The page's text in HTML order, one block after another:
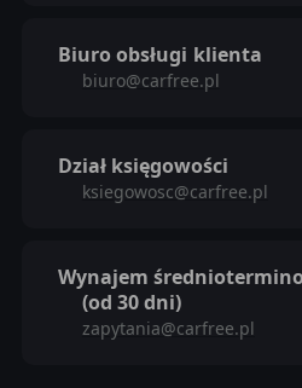
Biuro obsługi klienta
biuro@carfree.pl
Dział księgowości
ksiegowosc@carfree.pl
Wynajem
(od 30 dni)
zapytania@carfree.pl